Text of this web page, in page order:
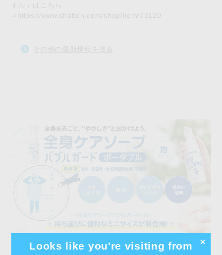
イル」はこちら
⇒https://www.shabon.com/shop/item/73120
その他の最新情報を見る
Looks like you're visiting from
✕